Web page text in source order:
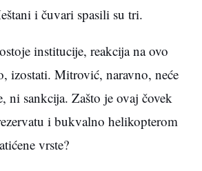
i čuvari spasili su tri.
institucije, reakcija na ovo
izostati. Mitrović, naravno, neće
ni sankcija. Zašto je ovaj čovek
i bukvalno helikopterom
vrste?